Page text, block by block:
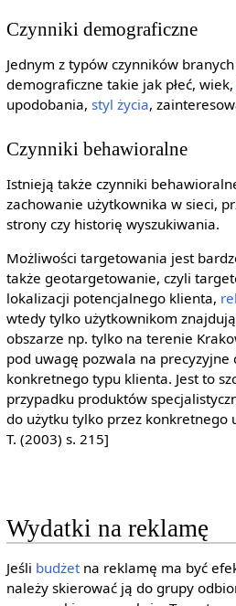
Czynniki demograficzne
Jednym z typów czynników
demograficzne takie jak płeć, wiek,
upodobania, styl życia,
Czynniki behawioralne
Istnieją także czynniki
zachowanie użytkownika w sieci,
strony czy historię wyszukiwania.
Możliwości targetowania jest
także geotargetowanie, czyli
lokalizacji potencjalnego klienta,
wtedy tylko użytkownikom
obszarze np. tylko na terenie
pod uwagę pozwala na precyzyjne
konkretnego typu klienta. Jest to
przypadku produktów
do użytku tylko przez konkretnego
T. (2003) s. 215]
Wydatki na reklamę
Jeśli budżetna reklamę ma być
należy skierować ją do grupy